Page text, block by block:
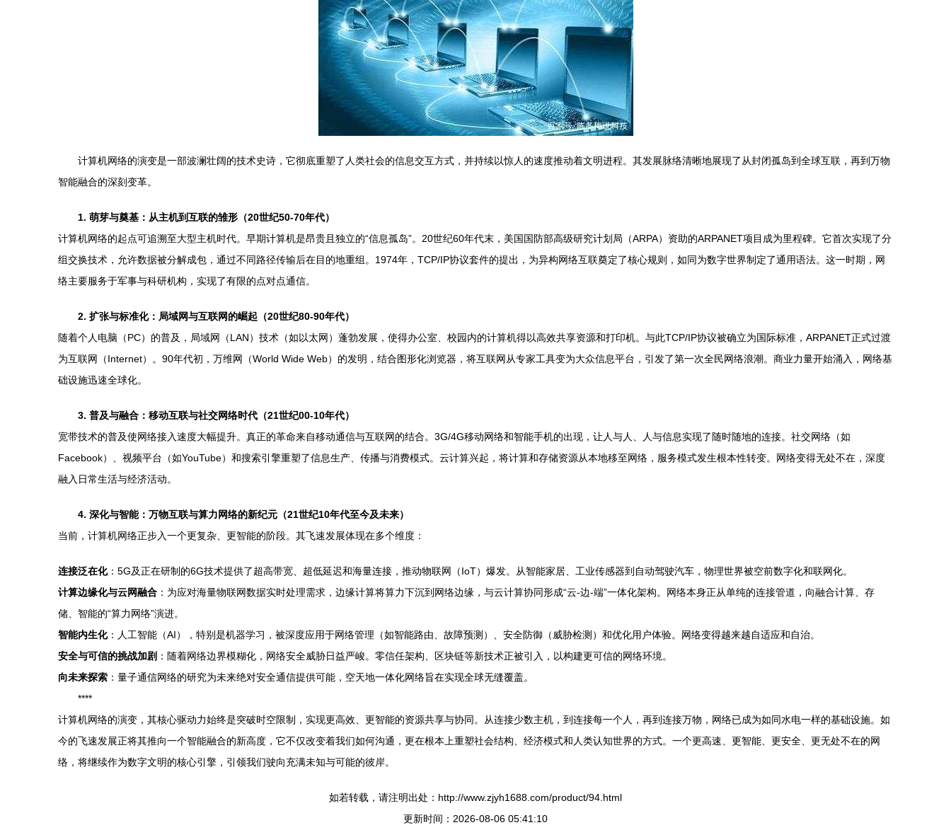
计算机网络的演变是一部波澜壮阔的技术史诗，它彻底重塑了人类社会的信息交互方式，并持续以惊人的速度推动着文明进程。其发展脉络清晰地展现了从封闭孤岛到全球互联，再到万物
智能融合的深刻变革。
1. 萌芽与奠基：从主机到互联的雏形（20世纪50-70年代）
计算机网络的起点可追溯至大型主机时代。早期计算机是昂贵且独立的“信息孤岛”。20世纪60年代末，美国国防部高级研究计划局（ARPA）资助的ARPANET项目成为里程碑。它首次实现了分
组交换技术，允许数据被分解成包，通过不同路径传输后在目的地重组。1974年，TCP/IP协议套件的提出，为异构网络互联奠定了核心规则，如同为数字世界制定了通用语法。这一时期，网
络主要服务于军事与科研机构，实现了有限的点对点通信。
2. 扩张与标准化：局域网与互联网的崛起（20世纪80-90年代）
随着个人电脑（PC）的普及，局域网（LAN）技术（如以太网）蓬勃发展，使得办公室、校园内的计算机得以高效共享资源和打印机。与此TCP/IP协议被确立为国际标准，ARPANET正式过渡
为互联网（Internet）。90年代初，万维网（World Wide Web）的发明，结合图形化浏览器，将互联网从专家工具变为大众信息平台，引发了第一次全民网络浪潮。商业力量开始涌入，网络基
础设施迅速全球化。
3. 普及与融合：移动互联与社交网络时代（21世纪00-10年代）
宽带技术的普及使网络接入速度大幅提升。真正的革命来自移动通信与互联网的结合。3G/4G移动网络和智能手机的出现，让人与人、人与信息实现了随时随地的连接。社交网络（如
Facebook）、视频平台（如YouTube）和搜索引擎重塑了信息生产、传播与消费模式。云计算兴起，将计算和存储资源从本地移至网络，服务模式发生根本性转变。网络变得无处不在，深度
融入日常生活与经济活动。
4. 深化与智能：万物互联与算力网络的新纪元（21世纪10年代至今及未来）
当前，计算机网络正步入一个更复杂、更智能的阶段。其飞速发展体现在多个维度：
连接泛在化：5G及正在研制的6G技术提供了超高带宽、超低延迟和海量连接，推动物联网（IoT）爆发。从智能家居、工业传感器到自动驾驶汽车，物理世界被空前数字化和联网化。
计算边缘化与云网融合 ：为应对海量物联网数据实时处理需求，边缘计算将算力下沉到网络边缘，与云计算协同形成“云-边-端”一体化架构。网络本身正从单纯的连接管道，向融合计算、存
储、智能的“算力网络”演进。
智能内生化：人工智能（AI），特别是机器学习，被深度应用于网络管理（如智能路由、故障预测）、安全防御（威胁检测）和优化用户体验。网络变得越来越自适应和自治。
安全与可信的挑战加剧 ：随着网络边界模糊化，网络安全威胁日益严峻。零信任架构、区块链等新技术正被引入，以构建更可信的网络环境。
向未来探索 ：量子通信网络的研究为未来绝对安全通信提供可能，空天地一体化网络旨在实现全球无缝覆盖。
****
计算机网络的演变，其核心驱动力始终是突破时空限制，实现更高效、更智能的资源共享与协同。从连接少数主机，到连接每一个人，再到连接万物，网络已成为如同水电一样的基础设施。如
今的飞速发展正将其推向一个智能融合的新高度，它不仅改变着我们如何沟通，更在根本上重塑社会结构、经济模式和人类认知世界的方式。一个更高速、更智能、更安全、更无处不在的网
络，将继续作为数字文明的核心引擎，引领我们驶向充满未知与可能的彼岸。
如若转载，请注明出处：http://www.zjyh1688.com/product/94.html
更新时间：2026-08-06 05:41:10